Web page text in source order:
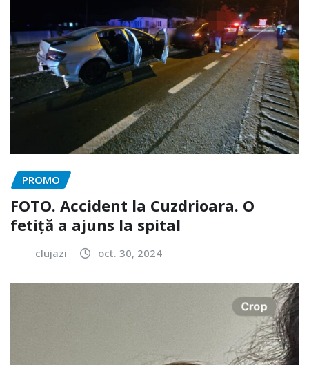
PROMO
FOTO. Accident la Cuzdrioara. O
fetiță a ajuns la spital
clujazi oct. 30, 2024